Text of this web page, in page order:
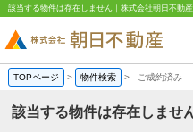
該当する物件は存在しません｜株式会社朝日不動産
TOPページ > 物件検索 >- ご成約済み
該当する物件は存在しませ